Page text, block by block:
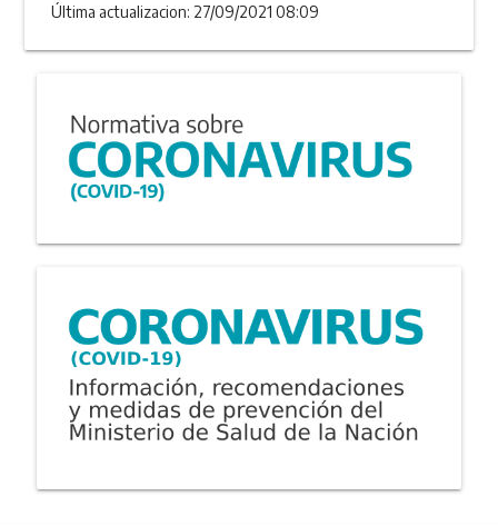
Última actualizacion: 27/09/2021 08:09